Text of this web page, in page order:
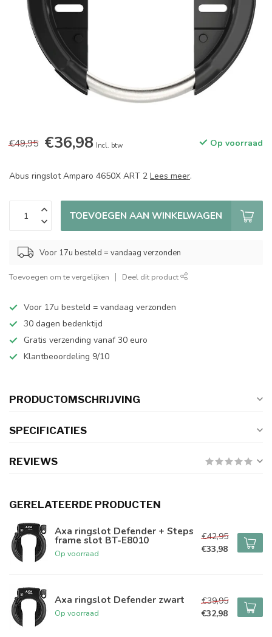
€49,95 €36,98 Incl. btw Op voorraad
Abus ringslot Amparo 4650X ART 2 Lees meer.
TOEVOEGEN AAN WINKELWAGEN
Voor 17u besteld = vandaag verzonden
Toevoegen om te vergelijken Deel dit product
Voor 17u besteld = vandaag verzonden
30 dagen bedenktijd
Gratis verzending vanaf 30 euro
Klantbeoordeling 9/10
PRODUCTOMSCHRIJVING
SPECIFICATIES
REVIEWS
GERELATEERDE PRODUCTEN
Axa ringslot Defender + Steps
frame slot BT-E8010
Op voorraad
€42,95
€33,98
Axa ringslot Defender zwart
Op voorraad
€39,95
€32,98